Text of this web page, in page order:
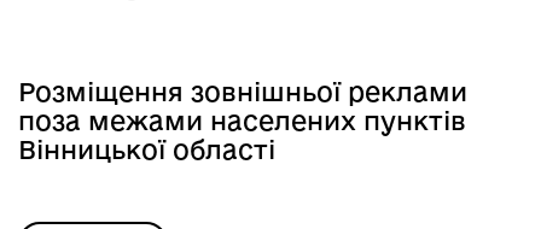
Розміщення зовнішньої реклами
поза межами населених пунктів
Вінницької області